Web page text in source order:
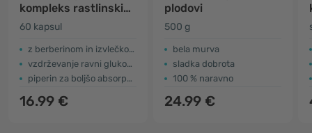
kompleks rastlinskih
izvlečkov s kromom
60 kapsul
z berberinom in izvlečkom bele murve
vzdrževanje ravni glukoze v krvi
piperin za boljšo absorpcijo
16.99 €
plodovi
500 g
bela murva
sladka dobrota
100 % naravno
24.99 €